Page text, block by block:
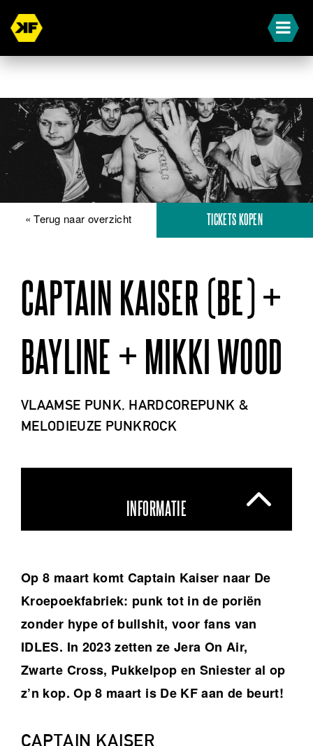
« Terug naar overzicht TICKETS KOPEN
CAPTAIN KAISER (BE) +
BAYLINE + MIKKI WOOD
VLAAMSE PUNK, HARDCOREPUNK &
MELODIEUZE PUNKROCK
INFORMATIE
Op 8 maart komt Captain Kaiser naar De
Kroepoekfabriek: punk tot in de poriën
zonder hype of bullshit, voor fans van
IDLES. In 2023 zetten ze Jera On Air,
Zwarte Cross, Pukkelpop en Sniester al op
z’n kop. Op 8 maart is De KF aan de beurt!
CAPTAIN KAISER